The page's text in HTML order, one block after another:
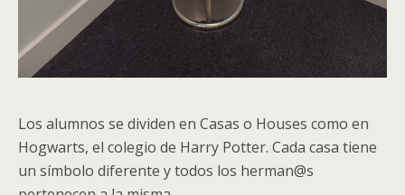
Los alumnos se dividen en Casas o Houses como en
Hogwarts, el colegio de Harry Potter. Cada casa tiene
un símbolo diferente y todos los herman@s